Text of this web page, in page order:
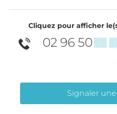
Cliquez pour afficher
02 96 50▒▒
Signaler